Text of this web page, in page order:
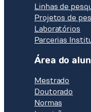
Linhas de
Projetos de
Laboratórios
Parcerias
Área do
Mestrado
Doutorado
Normas